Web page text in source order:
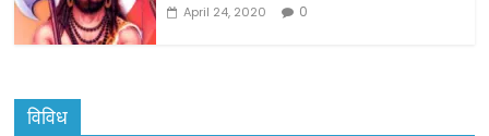
April 24, 2020 0
विविध